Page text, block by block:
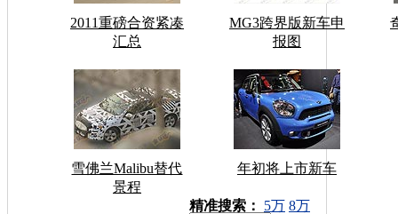
2011重磅合资紧凑
汇总
MG3跨界版新车申
报图
雪佛兰Malibu替代
景程
年初将上市新车
车型搜索：
精准搜索： 5万 8万